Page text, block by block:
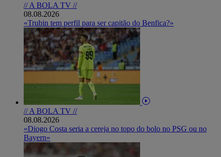
// A BOLA TV //
08.08.2026
«Trubin tem perfil para ser capitão do Benfica?»
// A BOLA TV //
08.08.2026
«Diogo Costa seria a cereja no topo do bolo no PSG ou no
Bayern»